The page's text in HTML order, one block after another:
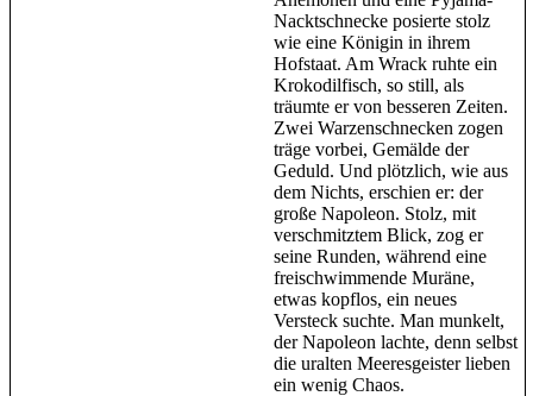
Nacktschnecke posierte stolz
wie eine Königin in ihrem
Hofstaat. Am Wrack ruhte ein
Krokodilfisch, so still, als
träumte er von besseren Zeiten.
Zwei Warzenschnecken zogen
träge vorbei, Gemälde der
Geduld. Und plötzlich, wie aus
dem Nichts, erschien er: der
große Napoleon. Stolz, mit
verschmitztem Blick, zog er
seine Runden, während eine
freischwimmende Muräne,
etwas kopflos, ein neues
Versteck suchte. Man munkelt,
der Napoleon lachte, denn selbst
die uralten Meeresgeister lieben
ein wenig Chaos.